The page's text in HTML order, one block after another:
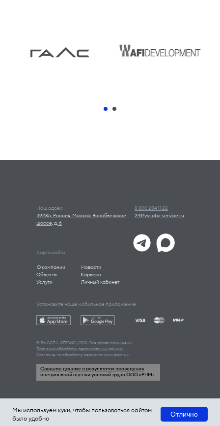
Мы используем куки, чтобы пользоваться сайтом
было удобно
Отлично
Наш адрес
8 800 234 11 22
24@vysota-service.ru
Установите наше мобильное приложение
Карта сайта
О компании
Объекты
Услуги
Новости
Карьера
Личный кабинет
© ВЫСОТА-СEРВИС | 2023. Все права защищены
Политика обработки персональных данных
Согласие на обработку персональных данных
119285, Россия, Москва, Воробьевское
шоссе, д. 6
Сводные данные о результатах проведения
специальной оценки условий труда ООО «РПМ»